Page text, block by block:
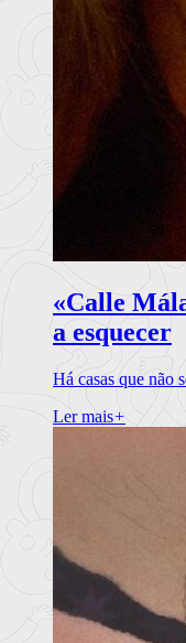
«Calle
a esquecer
Há casas que não
Ler mais+